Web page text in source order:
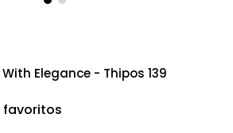
Elegance - Thipos 139